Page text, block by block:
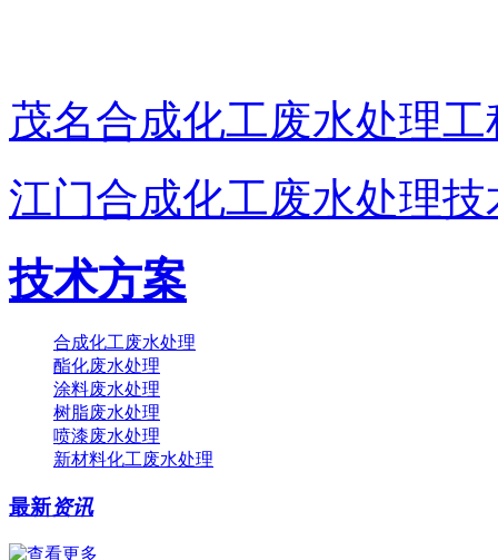
茂名合成化工废水处理
江门合成化工废水处理技
技术方案
合成化工废水处理
酯化废水处理
涂料废水处理
树脂废水处理
喷漆废水处理
新材料化工废水处理
最新资讯